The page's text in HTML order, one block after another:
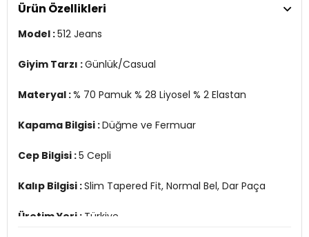
Üretim Yeri :Türkiye
Ürün Özellikleri
Model :512 Jeans
Giyim Tarzı :Günlük/Casual
Materyal :% 70 Pamuk % 28 Liyosel % 2 Elastan
Kapama Bilgisi :Düğme ve Fermuar
Cep Bilgisi :5 Cepli
Kalıp Bilgisi :Slim Tapered Fit, Normal Bel, Dar Paça
Üretim Yeri : Türkiye